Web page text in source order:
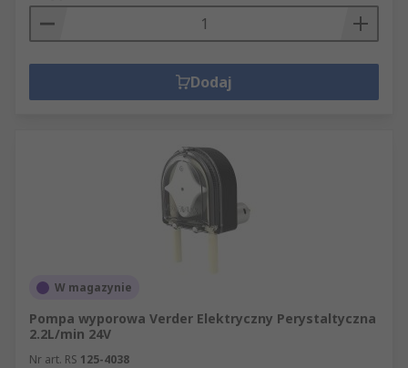
Dodaj
W magazynie
Pompa wyporowa Verder Elektryczny Perystaltyczna
2.2L/min 24V
Nr art. RS 125-4038